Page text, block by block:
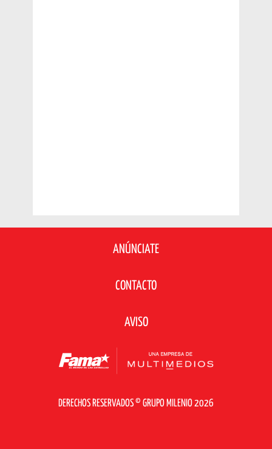
ANÚNCIATE
CONTACTO
AVISO
DERECHOS RESERVADOS © GRUPO MILENIO 2026